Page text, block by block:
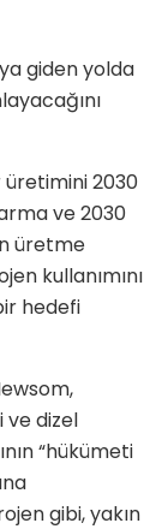
giden yolda
üretimini 2030
ve 2030
üretme
kullanımını
hedefi
ve dizel
“hükümeti
gibi, yakın